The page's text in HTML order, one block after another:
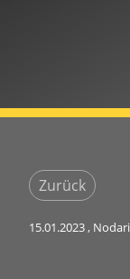
Zurück
15.01.2023,